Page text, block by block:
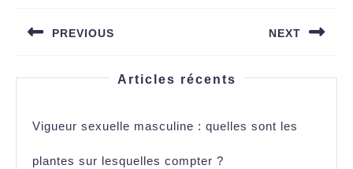
de
PREVIOUS NEXT
post:
Articles récents
Vigueur sexuelle masculine : quelles sont les
plantes sur lesquelles compter ?